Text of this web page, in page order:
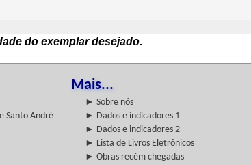
do exemplar desejado.
Mais...
► Sobre nós
Santo André
► Dados e indicadores 1
► Dados e indicadores 2
► Lista de Livros Eletrônicos
► Obras recém chegadas